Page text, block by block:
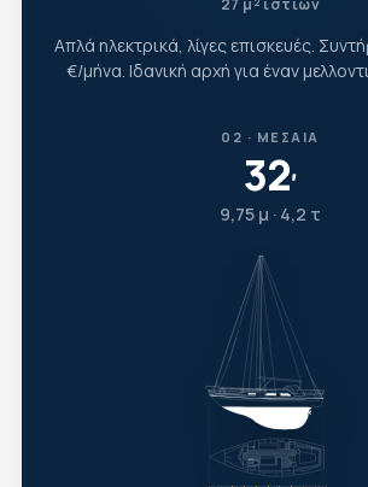
27 μ² ιστίων
Απλά ηλεκτρικά, λίγες επισκευές.
€/μήνα. Ιδανική αρχή για έναν
02 · ΜΕΣΑΊΑ
32′
9,75 μ · 4,2 τ